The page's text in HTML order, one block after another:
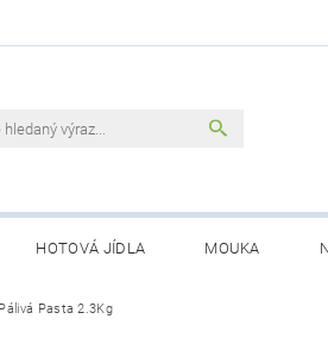
HOTOVÁ JÍDLA MOUKA
Pasta 2.3Kg